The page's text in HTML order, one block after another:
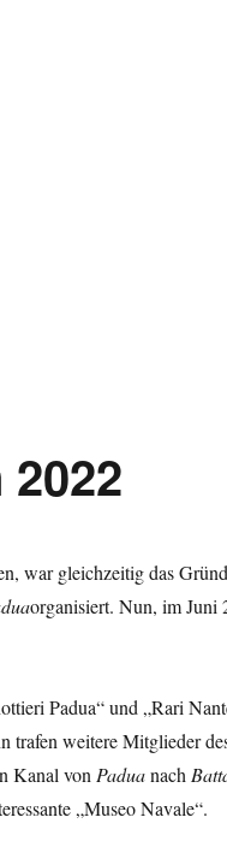
war gleichzeitig das
organisiert. Nun, im Juni
Padua“ und „Rari
trafen weitere Mitglieder
Kanal von Paduanach
„Museo Navale“.